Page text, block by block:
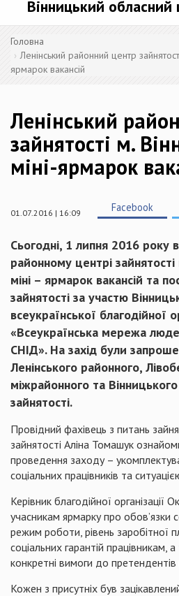
Вінницький обласний
Головна
Ленінський районний центр
ярмарок вакансій
Ленінський
зайнятості м.
міні-ярмарок
01.07.2016 | 16:09 Facebook
Сьогодні, 1 липня 2016 року
районному центрі зайнятості
міні – ярмарок вакансій та
зайнятості за участю
всеукраїнської благодійної
«Всеукраїнська мережа
СНІД». На захід були
Ленінського районного,
міжрайонного та
зайнятості.
Провідний фахівець з питань
зайнятості Аліна Томашук
проведення заходу –
соціальних працівників та
Керівник благодійної організації
учасникам ярмарку про обов’язки
режим роботи, рівень заробітної
соціальних гарантій працівникам,
конкретні вимоги до
Кожен з присутніх був